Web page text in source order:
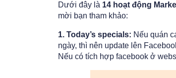
Dưới đây là 14 hoạt động
mời bạn tham khảo:
1. Today’s specials: Nếu quán
ngày, thì nên update lên
Nếu có tích hợp facebook ở